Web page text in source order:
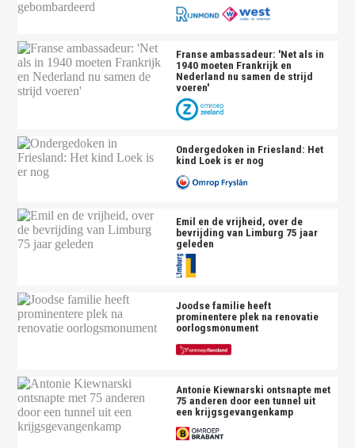
Franse ambassadeur: 'Net als in
1940 moeten Frankrijk en
Nederland nu samen de strijd
voeren'
Ondergedoken in Friesland: Het
kind Loek is er nog
Emil en de vrijheid, over de
bevrijding van Limburg 75 jaar
geleden
Joodse familie heeft
prominentere plek na renovatie
oorlogsmonument
Antonie Kiewnarski ontsnapte met
75 anderen door een tunnel uit
een krijgsgevangenkamp